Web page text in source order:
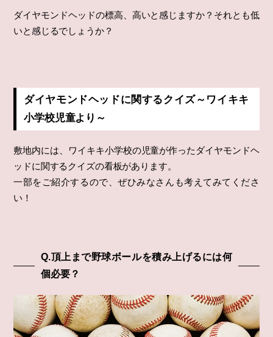
ダイヤモンドヘッドの標高、高いと感じますか？それとも低
いと感じるでしょうか？
ダイヤモンドヘッドに関するクイズ～ワイキキ
小学校児童より～
敷地内には、ワイキキ小学校の児童が作ったダイヤモンドヘ
ッドに関するクイズの看板があります。
一部をご紹介するので、ぜひみなさんも考えてみてくださ
い！
Q.頂上まで野球ボールを積み上げるには何
個必要？